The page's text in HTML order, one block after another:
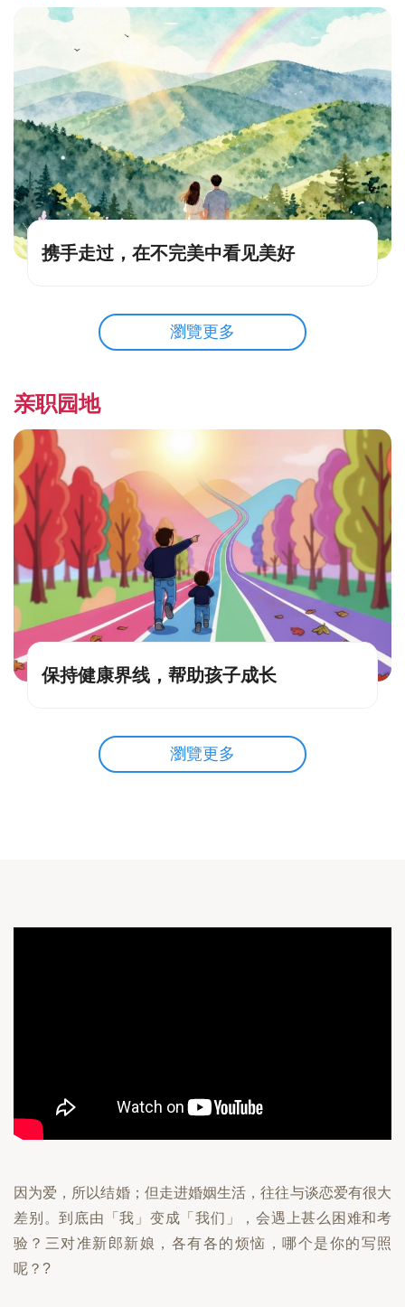
携手走过，在不完美中看见美好
瀏覽更多
亲职园地
保持健康界线，帮助孩子成长
瀏覽更多
因为爱，所以结婚；但走进婚姻生活，往往与谈恋爱有很大
差别。到底由「我」变成「我们」，会遇上甚么困难和考
验？三对准新郎新娘，各有各的烦恼，哪个是你的写照
呢？?